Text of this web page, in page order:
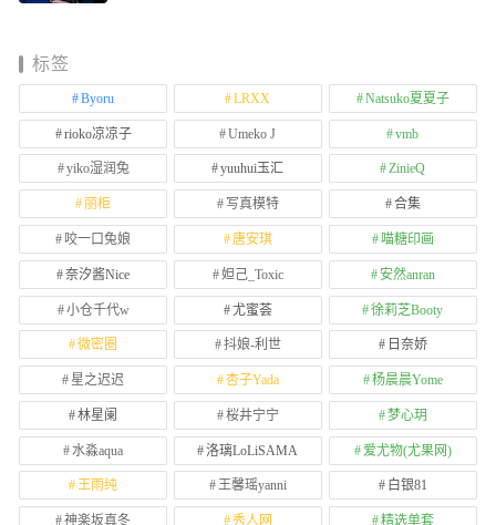
标签
Byoru LRXX Natsuko夏夏子
rioko凉凉子 Umeko J vmb
yiko湿润兔 yuuhui玉汇 ZinieQ
丽柜 写真模特 合集
咬一口兔娘 唐安琪 喵糖印画
奈汐酱Nice 妲己_Toxic 安然anran
小仓千代w 尤蜜荟 徐莉芝Booty
微密圈 抖娘-利世 日奈娇
星之迟迟 杏子Yada 杨晨晨Yome
林星阑 桜井宁宁 梦心玥
水淼aqua 洛璃LoLiSAMA 爱尤物(尤果网)
王雨纯 王馨瑶yanni 白银81
神楽坂真冬 秀人网 精选单套